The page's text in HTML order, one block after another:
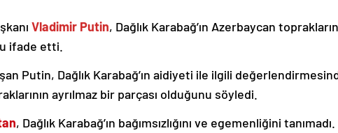
Vladimir Putin, Dağlık Karabağ’ın Azerbaycan
ifade etti.
Putin, Dağlık Karabağ’ın aidiyeti ile ilgili
ayrılmaz bir parçası olduğunu söyledi.
, Dağlık Karabağ’ın bağımsızlığını ve egemenliğini